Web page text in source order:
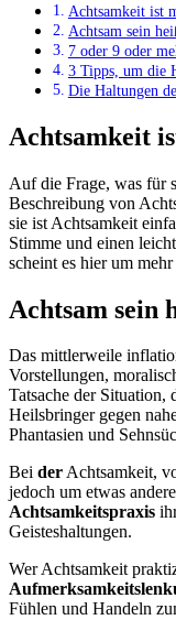
Achtsamkeit ist
Achtsam sein
7 oder 9 oder
3 Tipps, um die
Die Haltungen
Achtsamkeit
Auf die Frage, was für
Beschreibung von
sie ist Achtsamkeit
Stimme und einen
scheint es hier um
Achtsam sein
Das mittlerweile
Vorstellungen,
Tatsache der Situation,
Heilsbringer gegen
Phantasien und
Bei derAchtsamkeit,
jedoch um etwas
Achtsamkeitspraxis
Geisteshaltungen.
Wer Achtsamkeit
Fühlen und Handeln